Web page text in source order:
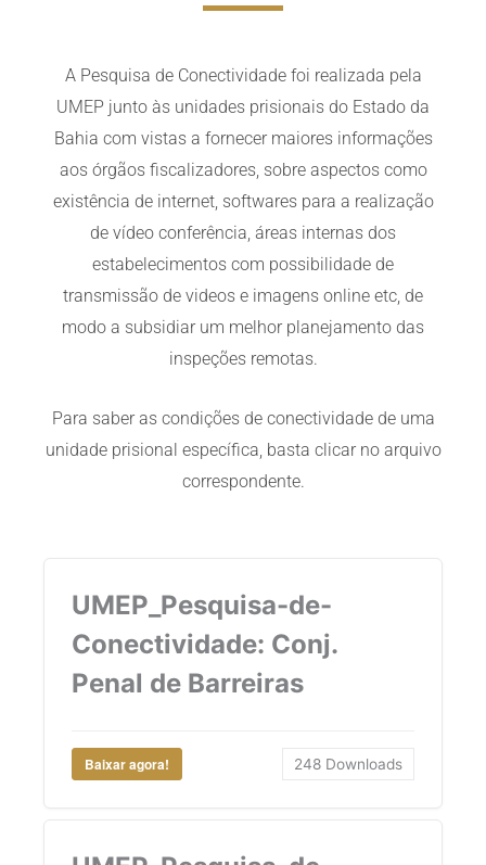
A Pesquisa de Conectividade foi realizada pela
UMEP junto às unidades prisionais do Estado da
Bahia com vistas a fornecer maiores informações
aos órgãos fiscalizadores, sobre aspectos como
existência de internet, softwares para a realização
de vídeo conferência, áreas internas dos
estabelecimentos com possibilidade de
transmissão de videos e imagens online etc, de
modo a subsidiar um melhor planejamento das
inspeções remotas.
Para saber as condições de conectividade de uma
unidade prisional específica, basta clicar no arquivo
correspondente.
UMEP_Pesquisa-de-
Conectividade: Conj.
Penal de Barreiras
Baixar agora! 248 Downloads